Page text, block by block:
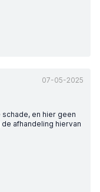
07-05-2025
en hier geen
afhandeling hiervan